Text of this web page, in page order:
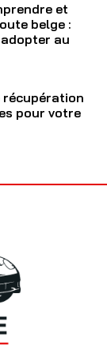
et
belge :
au
récupération
pour votre